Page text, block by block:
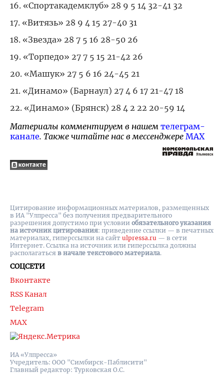
16. «Спортакадемклуб» 28 9 5 14 32-41 32
17. «Витязь» 28 9 4 15 27-40 31
18. «Звезда» 28 7 5 16 28-50 26
19. «Торпедо» 27 7 5 15 21-42 26
20. «Машук» 27 5 6 16 24-45 21
21. «Динамо» (Барнаул) 27 4 6 17 21-47 18
22. «Динамо» (Брянск) 28 4 2 22 20-59 14
Материалы комментируем в нашем телеграм-
канале. Также читайте нас в мессенджере MAX
ИА «Улпресса»
Учредитель: ООО "Симбирск-Паблисити"
Главный редактор: Турковская О.С.
СОЦСЕТИ
Вконтакте
RSS Канал
Telegram
MAX
Цитирование информационных материалов, размещенных
в ИА "Улпресса" без получения предварительного
разрешения допустимо при условии обязательного указания
на источник цитирования: приведение ссылки — в печатных
материалах, гиперссылки на cайт ulpressa.ru — в сети
Интернет. Ссылка на источник или гиперссылка должны
располагаться в начале текстового материала.